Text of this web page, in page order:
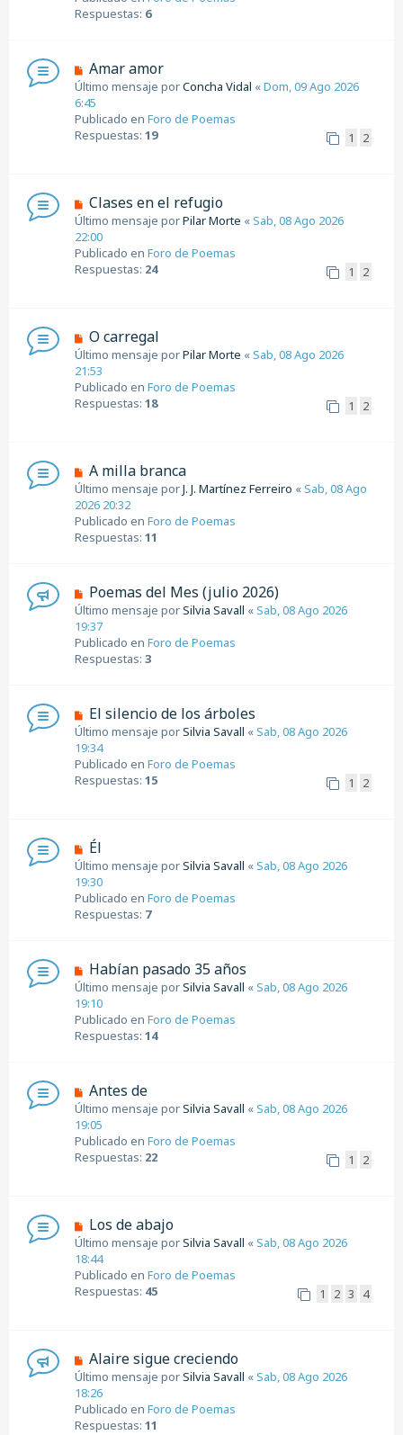
o
s
a
j
e
Respuestas: 6
N
u
e
v
o
s
a
j
e
Amar amor
Último mensaje porConcha Vidal «Dom, 09 Ago 2026
6:45
Publicado en Foro de Poemas
Respuestas: 19 1 2
N
u
e
v
o
s
a
j
e
Clases en el refugio
Último mensaje porPilar Morte «Sab, 08 Ago 2026
22:00
Publicado en Foro de Poemas
Respuestas: 24 1 2
N
u
e
v
o
a
j
e
O carregal
Último mensaje porPilar Morte «Sab, 08 Ago 2026
21:53
Publicado en Foro de Poemas
Respuestas: 18 1 2
N
u
e
v
o
s
a
j
e
A milla branca
Último mensaje porJ. J. Martínez Ferreiro «Sab, 08 Ago
2026 20:32
Publicado en Foro de Poemas
Respuestas: 11
N
u
e
v
o
s
a
j
e
Poemas del Mes (julio 2026)
Último mensaje porSilvia Savall «Sab, 08 Ago 2026
19:37
Publicado en Foro de Poemas
Respuestas: 3
N
u
e
v
o
s
a
j
e
El silencio de los árboles
Último mensaje porSilvia Savall «Sab, 08 Ago 2026
19:34
Publicado en Foro de Poemas
Respuestas: 15 1 2
N
u
e
v
o
s
a
j
e
Él
Último mensaje porSilvia Savall «Sab, 08 Ago 2026
19:30
Publicado en Foro de Poemas
Respuestas: 7
N
u
e
v
o
s
a
j
e
Habían pasado 35 años
Último mensaje porSilvia Savall «Sab, 08 Ago 2026
19:10
Publicado en Foro de Poemas
Respuestas: 14
N
u
e
v
o
s
a
j
e
Antes de
Último mensaje porSilvia Savall «Sab, 08 Ago 2026
19:05
Publicado en Foro de Poemas
Respuestas: 22 1 2
N
u
e
v
o
a
j
e
Los de abajo
Último mensaje porSilvia Savall «Sab, 08 Ago 2026
18:44
Publicado en Foro de Poemas
Respuestas: 45 1 2 3 4
N
u
e
v
o
Alaire sigue creciendo
Último mensaje porSilvia Savall «Sab, 08 Ago 2026
18:26
Publicado en Foro de Poemas
Respuestas: 11